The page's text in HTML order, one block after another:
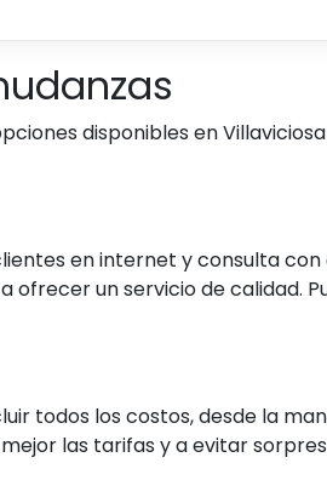
disponibles en Villaviciosa
en internet y consulta con
ofrecer un servicio de calidad.
todos los costos, desde la
las tarifas y a evitar